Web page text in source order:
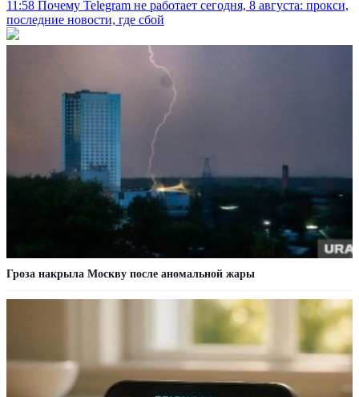
11:58 Почему Telegram не работает сегодня, 8 августа: прокси,
последние новости, где сбой
Гроза накрыла Москву после аномальной жары